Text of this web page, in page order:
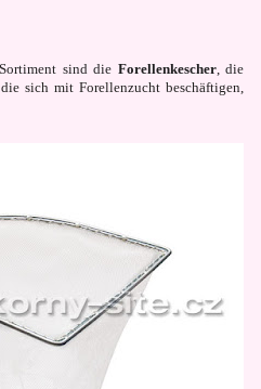
sind die Forellenkescher, die
sich mit Forellenzucht beschäftigen,